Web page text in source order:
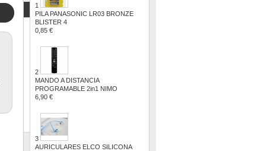
1
PILA PANASONIC LR03 BRONZE
BLISTER 4
0,85 €
2
MANDO A DISTANCIA
PROGRAMABLE 2in1 NIMO
6,90 €
3
AURICULARES ELCO SILICONA